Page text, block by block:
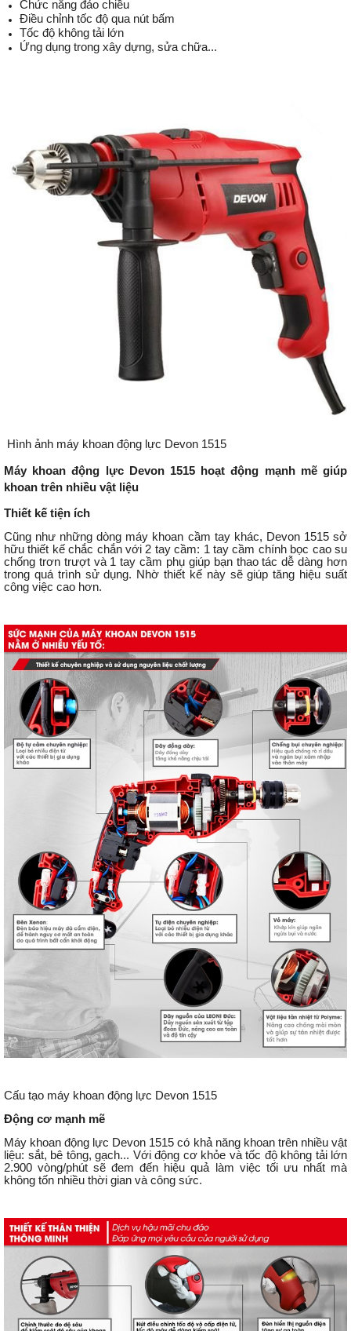
Chức năng đảo chiều
Điều chỉnh tốc độ qua nút bấm
Tốc độ không tải lớn
Ứng dụng trong xây dựng, sửa chữa...
Hình ảnh máy khoan động lực Devon 1515
Máy khoan động lực Devon 1515 hoạt động mạnh mẽ giúp
khoan trên nhiều vật liệu
Thiết kế tiện ích
Cũng như những dòng máy khoan cầm tay khác, Devon 1515 sở
hữu thiết kế chắc chắn với 2 tay cầm: 1 tay cầm chính bọc cao su
chống trơn trượt và 1 tay cầm phụ giúp bạn thao tác dễ dàng hơn
trong quá trình sử dụng. Nhờ thiết kế này sẽ giúp tăng hiệu suất
công việc cao hơn.
Cấu tạo máy khoan động lực Devon 1515
Động cơ mạnh mẽ
Máy khoan động lực Devon 1515 có khả năng khoan trên nhiều vật
liệu: sắt, bê tông, gạch... Với động cơ khỏe và tốc độ không tải lớn
2.900 vòng/phút sẽ đem đến hiệu quả làm việc tối ưu nhất mà
không tốn nhiều thời gian và công sức.